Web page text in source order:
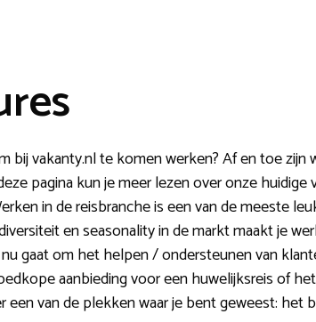
bij vakanty.nl te komen werken? Af en toe zijn
pagina kun je meer lezen over onze huidige
in de reisbranche is een van de meeste
en seasonality in de markt maakt je
gaat om het helpen / ondersteunen van
aanbieding voor een huwelijksreis of
een van de plekken waar je bent geweest: het